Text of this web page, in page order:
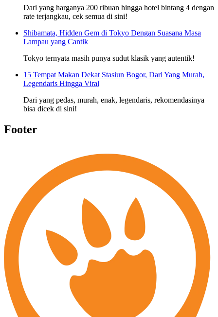
Dari yang harganya 200 ribuan hingga hotel bintang 4 dengan
rate terjangkau, cek semua di sini!
Shibamata, Hidden Gem di Tokyo Dengan Suasana Masa
Lampau yang Cantik
Tokyo ternyata masih punya sudut klasik yang autentik!
15 Tempat Makan Dekat Stasiun Bogor, Dari Yang Murah,
Legendaris Hingga Viral
Dari yang pedas, murah, enak, legendaris, rekomendasinya
bisa dicek di sini!
Footer